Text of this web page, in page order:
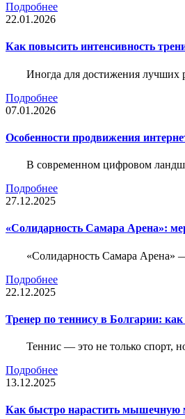
Подробнее
22.01.2026
Как повысить интенсивность
Иногда для достижения лучших
Подробнее
07.01.2026
Особенности продвижения
В современном цифровом
Подробнее
27.12.2025
«Солидарность Самара Арена»:
«Солидарность Самара Арена»
Подробнее
22.12.2025
Тренер по теннису в Болгарии:
Теннис — это не только спорт,
Подробнее
13.12.2025
Как быстро нарастить мышечную